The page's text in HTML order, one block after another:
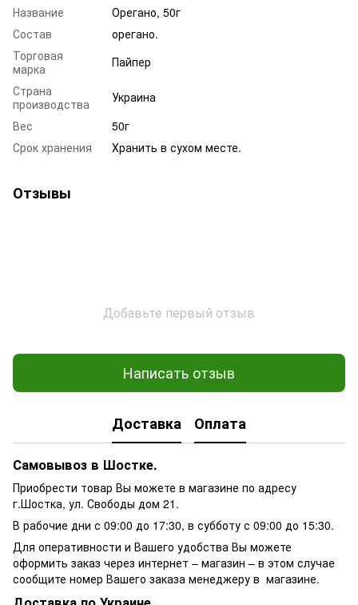
Название
Орегано, 50г
Состав
орегано.
Торговая
марка
Пайпер
Страна
производства
Украина
Вес
50г
Срок хранения
Хранить в сухом месте.
Отзывы
Добавьте первый отзыв
Написать отзыв
Доставка Оплата
Самовывоз в Шостке.
Приобрести товар Вы можете в магазине по адресу
г.Шостка, ул. Свободы дом 21.
В рабочие дни с 09:00 до 17:30, в субботу с 09:00 до 15:30.
Для оперативности и Вашего удобства Вы можете
оформить заказ через интернет – магазин – в этом случае
сообщите номер Вашего заказа менеджеру в магазине.